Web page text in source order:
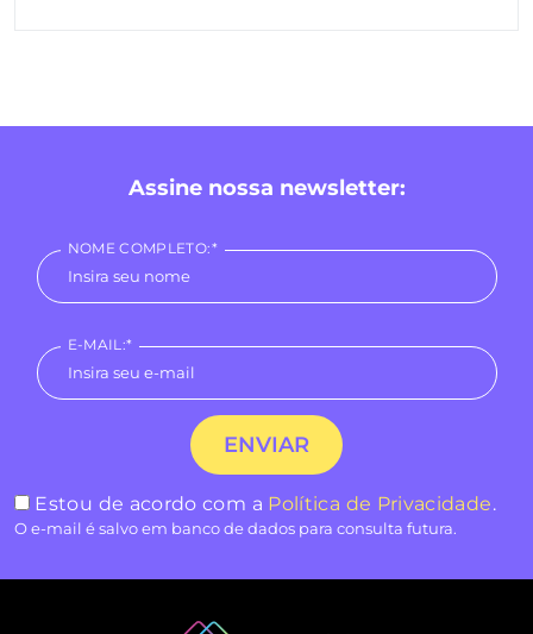
Assine nossa newsletter:
NOME COMPLETO:*
E-MAIL:*
Estou de acordo com a Política de Privacidade.
O e-mail é salvo em banco de dados para consulta futura.